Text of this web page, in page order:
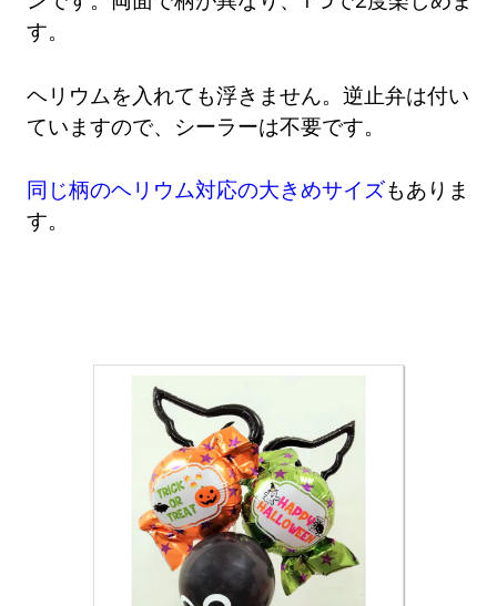
す。
ヘリウムを入れても浮きません。逆止弁は付い
ていますので、シーラーは不要です。
同じ柄のヘリウム対応の大きめサイズもありま
す。